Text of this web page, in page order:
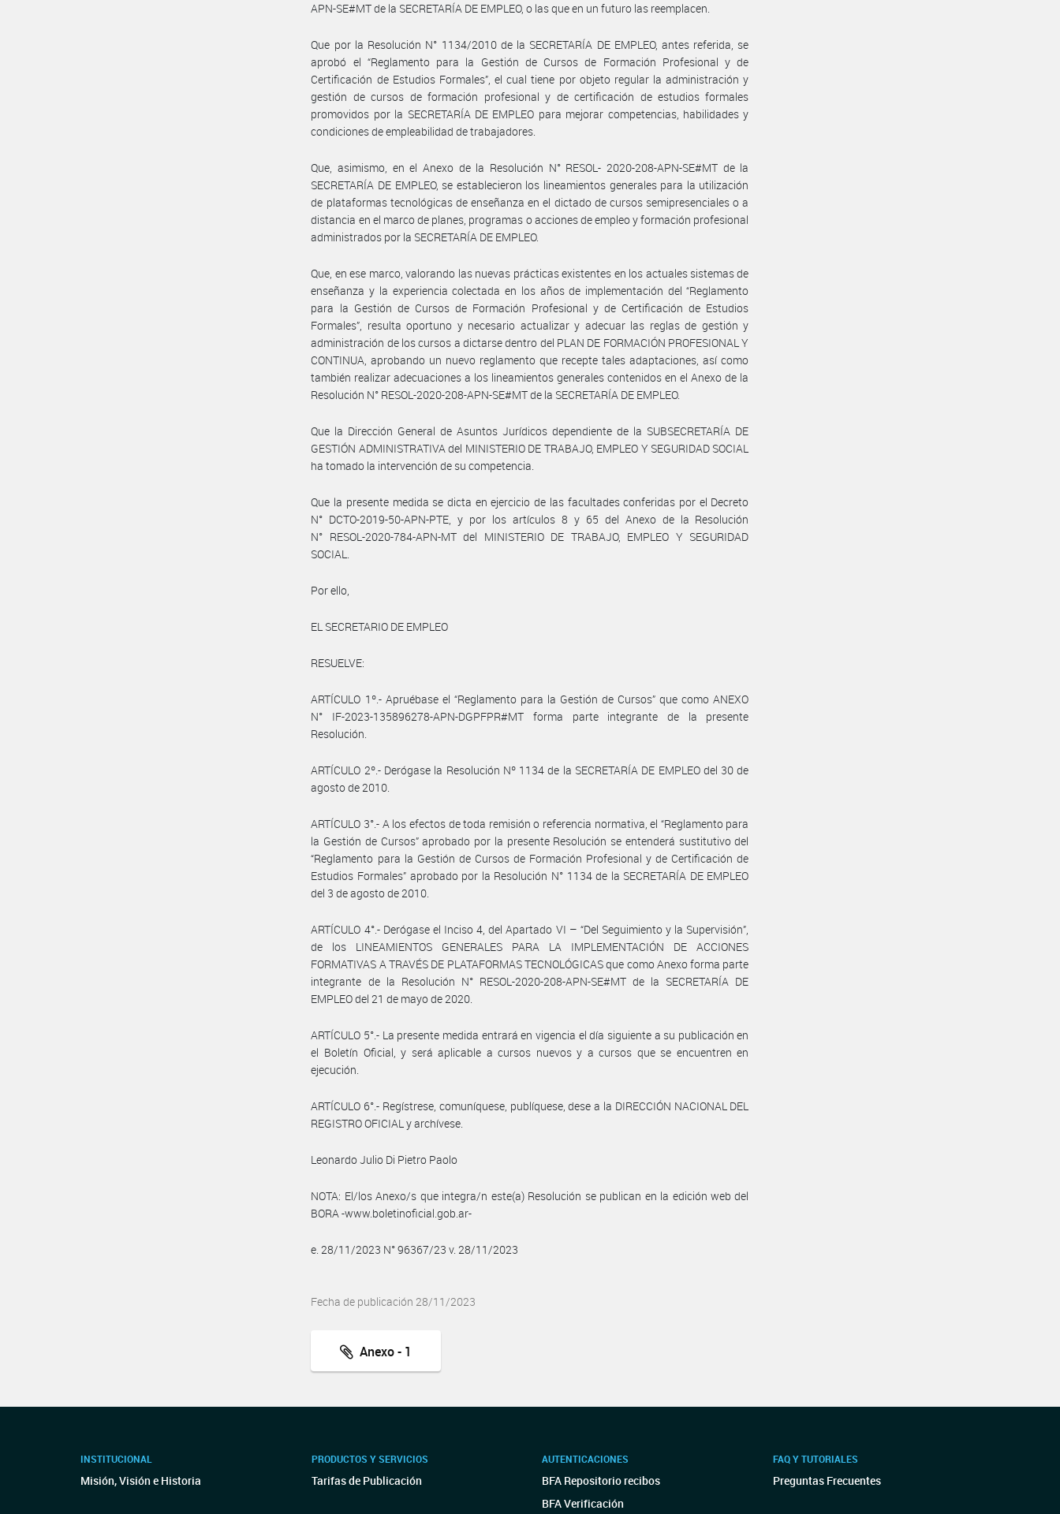
APN-SE#MT de la SECRETARÍA DE EMPLEO, o las que en un futuro las reemplacen.
Que por la Resolución N° 1134/2010 de la SECRETARÍA DE EMPLEO, antes referida, se
aprobó el “Reglamento para la Gestión de Cursos de Formación Profesional y de
Certificación de Estudios Formales”, el cual tiene por objeto regular la administración y
gestión de cursos de formación profesional y de certificación de estudios formales
promovidos por la SECRETARÍA DE EMPLEO para mejorar competencias, habilidades y
condiciones de empleabilidad de trabajadores.
Que, asimismo, en el Anexo de la Resolución N° RESOL- 2020-208-APN-SE#MT de la
SECRETARÍA DE EMPLEO, se establecieron los lineamientos generales para la utilización
de plataformas tecnológicas de enseñanza en el dictado de cursos semipresenciales o a
distancia en el marco de planes, programas o acciones de empleo y formación profesional
administrados por la SECRETARÍA DE EMPLEO.
Que, en ese marco, valorando las nuevas prácticas existentes en los actuales sistemas de
enseñanza y la experiencia colectada en los años de implementación del “Reglamento
para la Gestión de Cursos de Formación Profesional y de Certificación de Estudios
Formales”, resulta oportuno y necesario actualizar y adecuar las reglas de gestión y
administración de los cursos a dictarse dentro del PLAN DE FORMACIÓN PROFESIONAL Y
CONTINUA, aprobando un nuevo reglamento que recepte tales adaptaciones, así como
también realizar adecuaciones a los lineamientos generales contenidos en el Anexo de la
Resolución N° RESOL-2020-208-APN-SE#MT de la SECRETARÍA DE EMPLEO.
Que la Dirección General de Asuntos Jurídicos dependiente de la SUBSECRETARÍA DE
GESTIÓN ADMINISTRATIVA del MINISTERIO DE TRABAJO, EMPLEO Y SEGURIDAD SOCIAL
ha tomado la intervención de su competencia.
Que la presente medida se dicta en ejercicio de las facultades conferidas por el Decreto
N° DCTO-2019-50-APN-PTE, y por los artículos 8 y 65 del Anexo de la Resolución
N° RESOL-2020-784-APN-MT del MINISTERIO DE TRABAJO, EMPLEO Y SEGURIDAD
SOCIAL.
Por ello,
EL SECRETARIO DE EMPLEO
RESUELVE:
ARTÍCULO 1º.- Apruébase el “Reglamento para la Gestión de Cursos” que como ANEXO
N° IF-2023-135896278-APN-DGPFPR#MT forma parte integrante de la presente
Resolución.
ARTÍCULO 2º.- Derógase la Resolución Nº 1134 de la SECRETARÍA DE EMPLEO del 30 de
agosto de 2010.
ARTÍCULO 3°.- A los efectos de toda remisión o referencia normativa, el “Reglamento para
la Gestión de Cursos” aprobado por la presente Resolución se entenderá sustitutivo del
“Reglamento para la Gestión de Cursos de Formación Profesional y de Certificación de
Estudios Formales” aprobado por la Resolución N° 1134 de la SECRETARÍA DE EMPLEO
del 3 de agosto de 2010.
ARTÍCULO 4°.- Derógase el Inciso 4, del Apartado VI – “Del Seguimiento y la Supervisión”,
de los LINEAMIENTOS GENERALES PARA LA IMPLEMENTACIÓN DE ACCIONES
FORMATIVAS A TRAVÉS DE PLATAFORMAS TECNOLÓGICAS que como Anexo forma parte
integrante de la Resolución N° RESOL-2020-208-APN-SE#MT de la SECRETARÍA DE
EMPLEO del 21 de mayo de 2020.
ARTÍCULO 5°.- La presente medida entrará en vigencia el día siguiente a su publicación en
el Boletín Oficial, y será aplicable a cursos nuevos y a cursos que se encuentren en
ejecución.
ARTÍCULO 6°.- Regístrese, comuníquese, publíquese, dese a la DIRECCIÓN NACIONAL DEL
REGISTRO OFICIAL y archívese.
Leonardo Julio Di Pietro Paolo
NOTA: El/los Anexo/s que integra/n este(a) Resolución se publican en la edición web del
BORA -www.boletinoficial.gob.ar-
e. 28/11/2023 N° 96367/23 v. 28/11/2023
Fecha de publicación 28/11/2023
Anexo - 1
INSTITUCIONAL
Misión, Visión e Historia
PRODUCTOS Y SERVICIOS
Tarifas de Publicación
AUTENTICACIONES
BFA Repositorio recibos
BFA Verificación
FAQ Y TUTORIALES
Preguntas Frecuentes